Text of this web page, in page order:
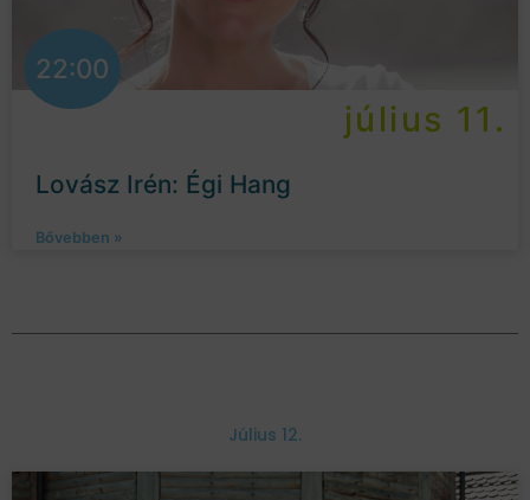
22:00
július 11.
Lovász Irén: Égi Hang
Bővebben »
Július 12.